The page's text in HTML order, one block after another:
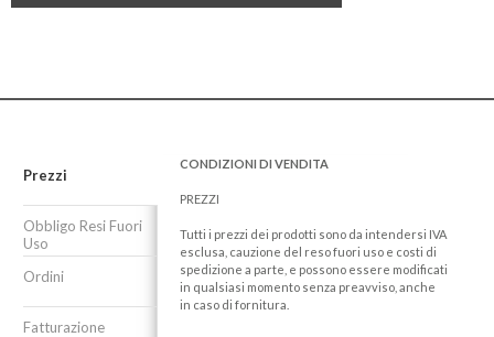
Prezzi
Obbligo Resi Fuori
Uso
Ordini
Fatturazione
CONDIZIONI DI VENDITA
PREZZI
Tutti i prezzi dei prodotti sono da intendersi IVA
esclusa, cauzione del reso fuori uso e costi di
spedizione a parte, e possono essere modificati
in qualsiasi momento senza preavviso, anche
in caso di fornitura.